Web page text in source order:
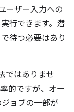
ーザー入力への
行できます。潜
待つ必要はあり
ではありませ
的ですが、オー
ジョブの一部が